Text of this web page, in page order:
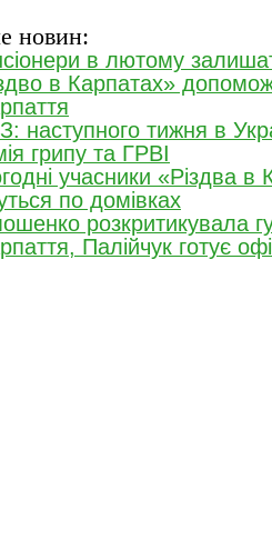
новин:
в лютому
в Карпатах»
наступного тижня в
грипу та ГРВІ
учасники «Різдва в
по домівках
розкритикувала
Палійчук готує